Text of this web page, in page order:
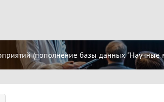
(пополнение базы данных "Научные